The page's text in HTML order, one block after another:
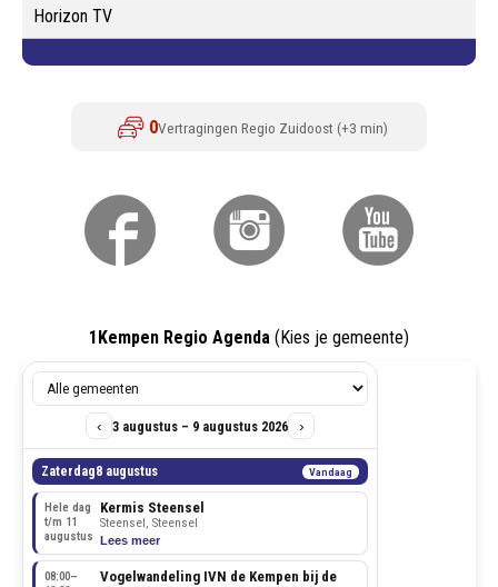
Horizon TV
1Kempen Regio Agenda (Kies je gemeente)